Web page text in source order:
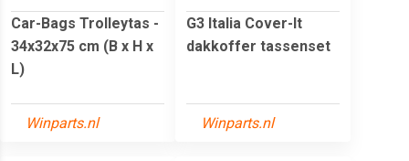
Car-Bags Trolleytas -
34x32x75 cm (B x H x
L)
Winparts.nl
G3 Italia Cover-It
dakkoffer tassenset
Winparts.nl